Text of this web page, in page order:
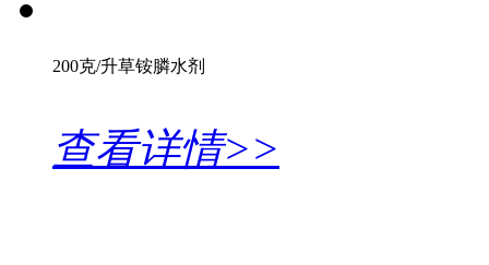
200克/升草铵膦水剂
查看详情>>